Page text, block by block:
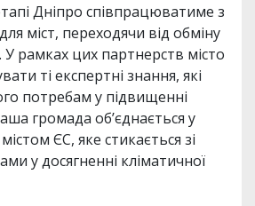
Дніпро співпрацюватиме з
міст, переходячи від обміну
рамках цих партнерств місто
ті експертні знання, які
потребам у підвищенні
громада обʼєднається у
ЄС, яке стикається зі
у досягненні кліматичної